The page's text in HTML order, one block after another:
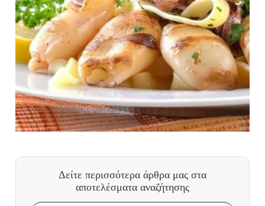
Δείτε περισσότερα άρθρα μας στα
αποτελέσματα αναζήτησης